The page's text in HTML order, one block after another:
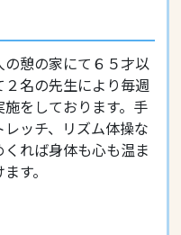
憩の家にて６５才以
名の先生により毎週
をしております。手
ッチ、リズム体操な
れば身体も心も温ま
す。